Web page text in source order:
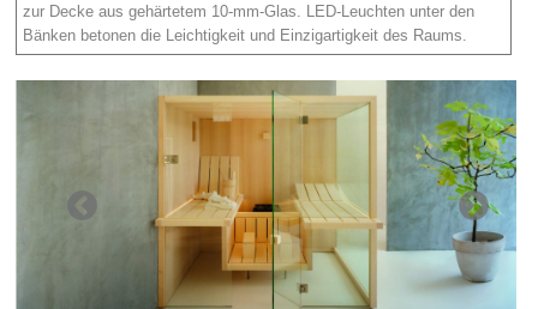
Kamin
Rimadesio
Carl Hansen
Unternehmen
zur Decke aus gehärtetem 10-mm-Glas. LED-Leuchten unter den
Bänken betonen die Leichtigkeit und Einzigartigkeit des Raums.